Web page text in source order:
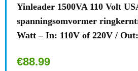
1500
en 220V
Brennenstuhl
stekkeradapter 2-
kinderbeveiliging,